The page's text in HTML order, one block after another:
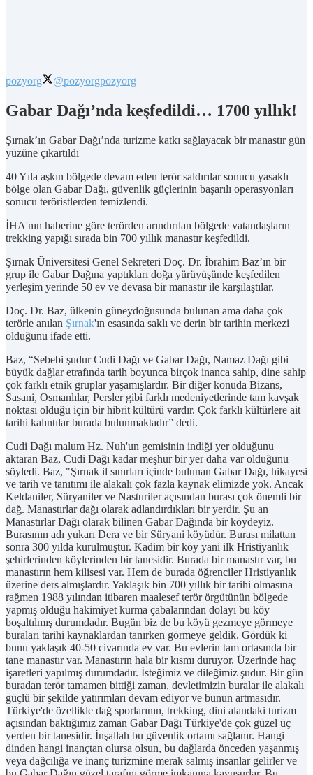
pozyorg @pozyorgpozyorg
Gabar Dağı’nda keşfedildi… 1700 yıllık!
Şırnak’ın Gabar Dağı’nda turizme katkı sağlayacak bir manastır gün
yüzüne çıkartıldı
40 Yıla aşkın bölgede devam eden terör saldırılar sonucu yasaklı
bölge olan Gabar Dağı, güvenlik güçlerinin başarılı operasyonları
sonucu teröristlerden temizlendi.
İHA'nın haberine göre terörden arındırılan bölgede vatandaşların
trekking yapığı sırada bin 700 yıllık manastır keşfedildi.
Şırnak Üniversitesi Genel Sekreteri Doç. Dr. İbrahim Baz’ın bir
grup ile Gabar Dağına yaptıkları doğa yürüyüşünde keşfedilen
yerleşim yerinde 50 ev ve devasa bir manastır ile karşılaştılar.
Doç. Dr. Baz, ülkenin güneydoğusunda bulunan ama daha çok
terörle anılan Şırnak'ın esasında saklı ve derin bir tarihin merkezi
olduğunu ifade etti.
Baz, “Sebebi şudur Cudi Dağı ve Gabar Dağı, Namaz Dağı gibi
büyük dağlar etrafında tarih boyunca birçok inanca sahip, dine sahip
çok farklı etnik gruplar yaşamışlardır. Bir diğer konuda Bizans,
Sasani, Osmanlılar, Persler gibi farklı medeniyetlerinde tam kavşak
noktası olduğu için bir hibrit kültürü vardır. Çok farklı kültürlere ait
tarihi kalıntılar burada bulunmaktadır” dedi.
Cudi Dağı malum Hz. Nuh'un gemisinin indiği yer olduğunu
aktaran Baz, Cudi Dağı kadar meşhur bir yer daha var olduğunu
söyledi. Baz, "Şırnak il sınırları içinde bulunan Gabar Dağı, hikayesi
ve tarih ve tanıtımı ile alakalı çok fazla kaynak elimizde yok. Ancak
Keldaniler, Süryaniler ve Nasturiler açısından burası çok önemli bir
dağ. Manastırlar dağı olarak adlandırdıkları bir yerdir. Şu an
Manastırlar Dağı olarak bilinen Gabar Dağında bir köydeyiz.
Burasının adı yukarı Dera ve bir Süryani köyüdür. Burası milattan
sonra 300 yılda kurulmuştur. Kadim bir köy yani ilk Hristiyanlık
şehirlerinden köylerinden bir tanesidir. Burada bir manastır var, bu
manastırın hem kilisesi var. Hem de burada öğrenciler Hristiyanlık
üzerine ders almışlardır. Yaklaşık bin 700 yıllık bir tarihi olmasına
rağmen 1988 yılından itibaren maalesef terör örgütünün bölgede
yapmış olduğu hakimiyet kurma çabalarından dolayı bu köy
boşaltılmış durumdadır. Bugün biz de bu köyü gezmeye görmeye
buraları tarihi kaynaklardan tanırken görmeye geldik. Gördük ki
bunu yaklaşık 40-50 civarında ev var. Bu evlerin tam ortasında bir
tane manastır var. Manastırın hala bir kısmı duruyor. Üzerinde haç
işaretleri yapılmış durumdadır. İsteğimiz ve dileğimiz şudur. Bir gün
buradan terör tamamen bittiği zaman, devletimizin buralar ile alakalı
güçlü bir şekilde yatırımları devam ediyor ve bunun artmasıdır.
Türkiye'de özellikle dağ sporlarının, trekking, dini alandaki turizm
açısından baktığımız zaman Gabar Dağı Türkiye'de çok güzel üç
yerden bir tanesidir. İnşallah bu güvenlik ortamı sağlanır. Hangi
dinden hangi inançtan olursa olsun, bu dağlarda önceden yaşanmış
veya dağcılığa ve inanç turizmine merak salmış insanlar gelirler ve